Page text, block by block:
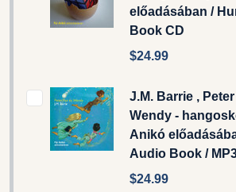
előadásában /
Book CD
$24.99
J.M. Barrie ,
Wendy -
Anikó
Audio Book /
$24.99